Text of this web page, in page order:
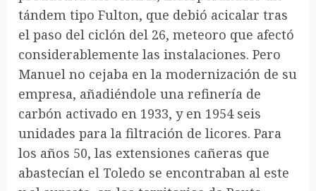
tándem tipo Fulton, que debió acicalar tras
el paso del ciclón del 26, meteoro que afectó
considerablemente las instalaciones. Pero
Manuel no cejaba en la modernización de su
empresa, añadiéndole una refinería de
carbón activado en 1933, y en 1954 seis
unidades para la filtración de licores. Para
los años 50, las extensiones cañeras que
abastecían el Toledo se encontraban al este